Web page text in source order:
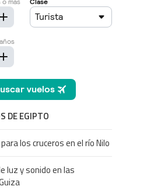
DE EGIPTO
los cruceros en el río Nilo
luz y sonido en las